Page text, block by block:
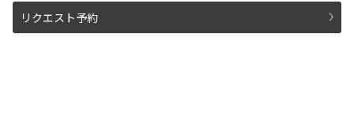
リクエスト予約